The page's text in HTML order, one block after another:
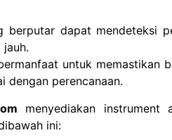
berputar dapat mendeteksi
untuk memastikan
dengan perencanaan.
menyediakan
ini: